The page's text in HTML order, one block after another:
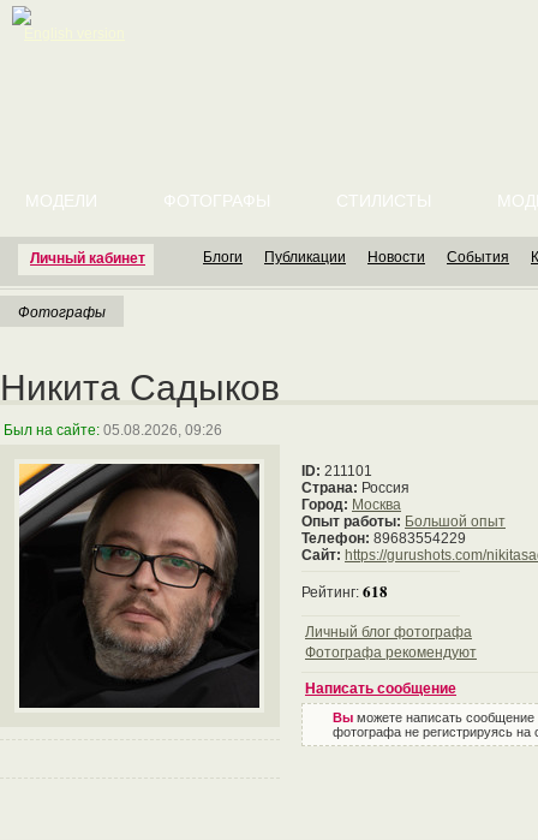
Личный кабинет
МОДЕЛИ ФОТОГРАФЫ СТИЛИСТЫ
Блоги Публикации Новости События
Фотографы
Никита Садыков
Был на сайте: 05.08.2026, 09:26
ID: 211101
Страна: Россия
Город: Москва
Опыт работы: Большой опыт
Телефон: 89683554229
Сайт: https://gurushots.com/
Рейтинг: 618
Личный блог фотографа
Фотографа рекомендуют
Написать сообщение
Вы можете написать сообщение
фотографа не регистрируясь на